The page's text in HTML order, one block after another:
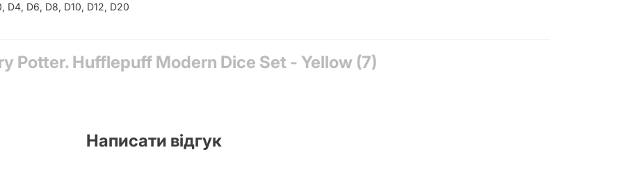
D4, D6, D8, D10, D12, D20
Potter. Hufflepuff Modern Dice Set - Yellow (7)
Написати відгук